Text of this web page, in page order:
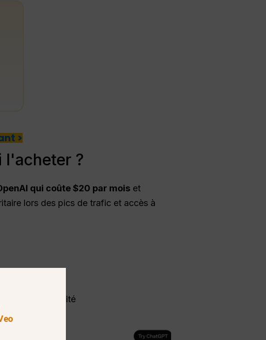
>
l'acheter ?
qui coûte $20 par mois et
lors des pics de trafic et accès à
leur productivité